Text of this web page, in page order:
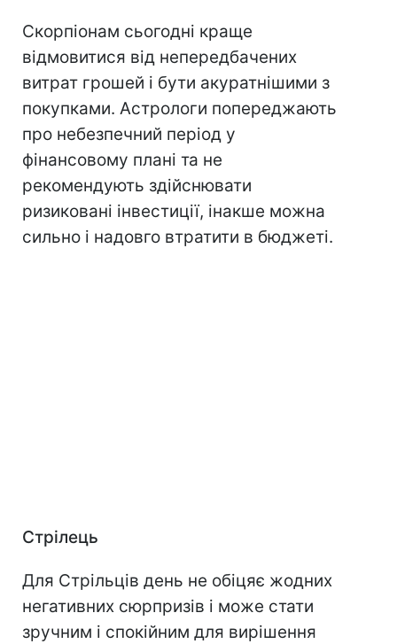
Скорпіонам сьогодні краще
відмовитися від непередбачених
витрат грошей і бути акуратнішими з
покупками. Астрологи попереджають
про небезпечний період у
фінансовому плані та не
рекомендують здійснювати
ризиковані інвестиції, інакше можна
сильно і надовго втратити в бюджеті.
Стрілець
Для Стрільців день не обіцяє жодних
негативних сюрпризів і може стати
зручним і спокійним для вирішення